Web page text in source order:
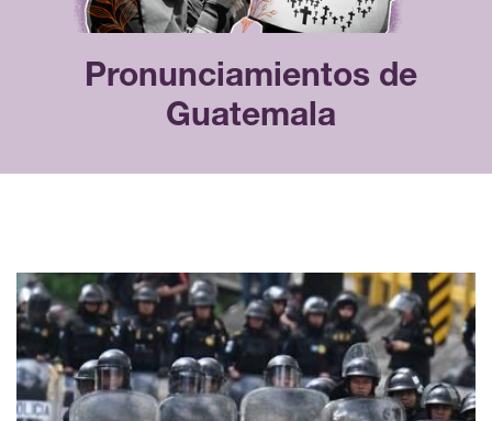
Pronunciamientos de
Guatemala